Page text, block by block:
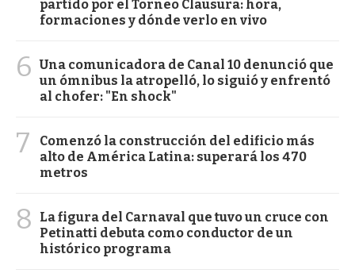
partido por el Torneo Clausura: hora,
formaciones y dónde verlo en vivo
6 Una comunicadora de Canal 10 denunció que
un ómnibus la atropelló, lo siguió y enfrentó
al chofer: "En shock"
7
Comenzó la construcción del edificio más
alto de América Latina: superará los 470
metros
8
La figura del Carnaval que tuvo un cruce con
Petinatti debuta como conductor de un
histórico programa